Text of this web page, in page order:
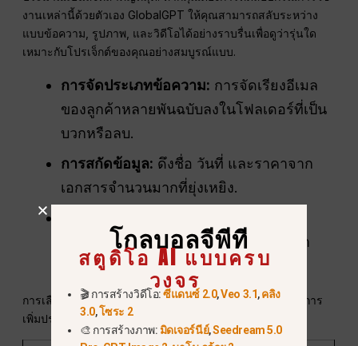
งานเหล่านี้ด้วยตัวเอง GlobalGPT ให้คุณสามารถสลับระหว่าง
แบบข้อความ, รูปภาพ, และวิดีโอได้อย่างราบรื่นเพื่อดูว่ารุ่นใด
เหมาะกับโปรเจ็กต์ของคุณอย่างสมบูรณ์แบบ.
การจัดประเภทข้อความ: การจัดเรียงอีเมล
ของลูกค้าหลายพันฉบับลงในโฟลเดอร์ที่เป็น
บวกหรือลบ.
การสกัดข้อมูล: ดึงชื่อ วันที่ และราคาจาก
เอกสารจำนวนมากที่ยุ่งเหยิง.
สคริปต์พื้นหลังอย่างง่ายโดยไม่ใช้โควต้า
API ของคุณจนหมด.
การเลือกโมเดลที่เหมาะสมกับงานที่เหมาะสมคือเคล็ดลับในการ
เพิ่มประสิทธิภาพงบประมาณ AI ของคุณให้สูงสุด.
โกลบอลจีพีที
สตูดิโอ AI แบบครบ
วงจร
🎬 การสร้างวิดีโอ:ซีแดนซ์ 2.0,Veo 3.1,คลิง
3.0,โซระ 2
🎨 การสร้างภาพ: มิดเจอร์นีย์,Seedream 5.0